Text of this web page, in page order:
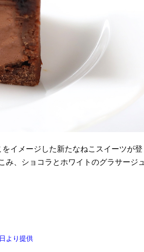
イメージした新たなねこスイーツが登
、ショコラとホワイトのグラサージュ
より提供